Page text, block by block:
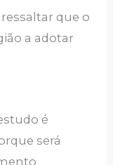
que o
a adotar
é
será